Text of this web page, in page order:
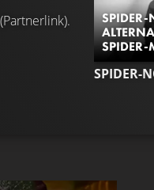
SPIDER-
SPIDER-